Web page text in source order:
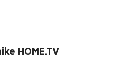
HOME.TV